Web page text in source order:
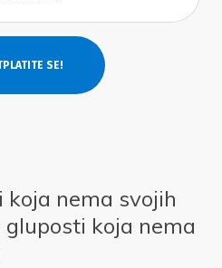
nema svojih
koja nema